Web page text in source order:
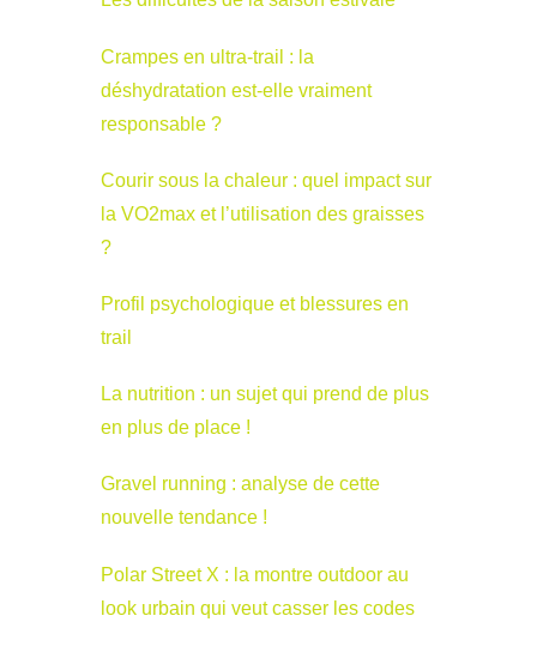
Crampes en ultra-trail : la
déshydratation est-elle vraiment
responsable ?
Courir sous la chaleur : quel impact sur
la VO2max et l’utilisation des graisses
?
Profil psychologique et blessures en
trail
La nutrition : un sujet qui prend de plus
en plus de place !
Gravel running : analyse de cette
nouvelle tendance !
Polar Street X : la montre outdoor au
look urbain qui veut casser les codes